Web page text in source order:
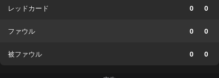
レッドカード 0 0
ファウル 0 0
被ファウル 0 0